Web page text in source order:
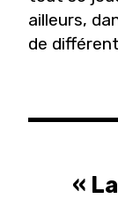
ailleurs,
de
«